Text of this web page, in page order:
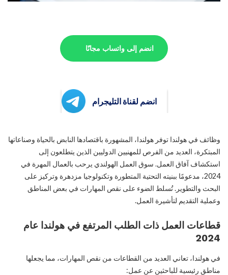
انضم إلى واتساب مجانًا
انضم لقناة التليجرام
وظائف في هولندا توفر هولندا، المشهورة باقتصادها النابض بالحياة وصناعاتها
المبتكرة، العديد من الفرص للمهنيين الدوليين الذين يتطلعون إلى
استكشاف آفاق العمل. سوق العمل الهولندي يرحب بالعمال المهرة في
2024، مدعومًا ببنيته التحتية المتطورة وتكنولوجيا مزدهرة وتركيز على
البحث والتطوير. تُسلط الضوء على نقص المهارات في بعض المناطق
وعملية التقديم لتأشيرة العمل.
قطاعات العمل ذات الطلب المرتفع في هولندا عام
2024
في هولندا، تعاني العديد من القطاعات من نقص المهارات، مما يجعلها
مناطق رئيسية للباحثين عن عمل: